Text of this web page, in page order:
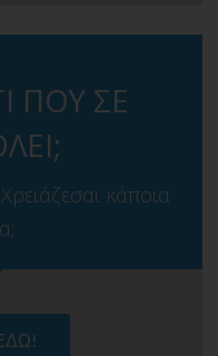
ΠΟΥ ΣΕ
κάποια